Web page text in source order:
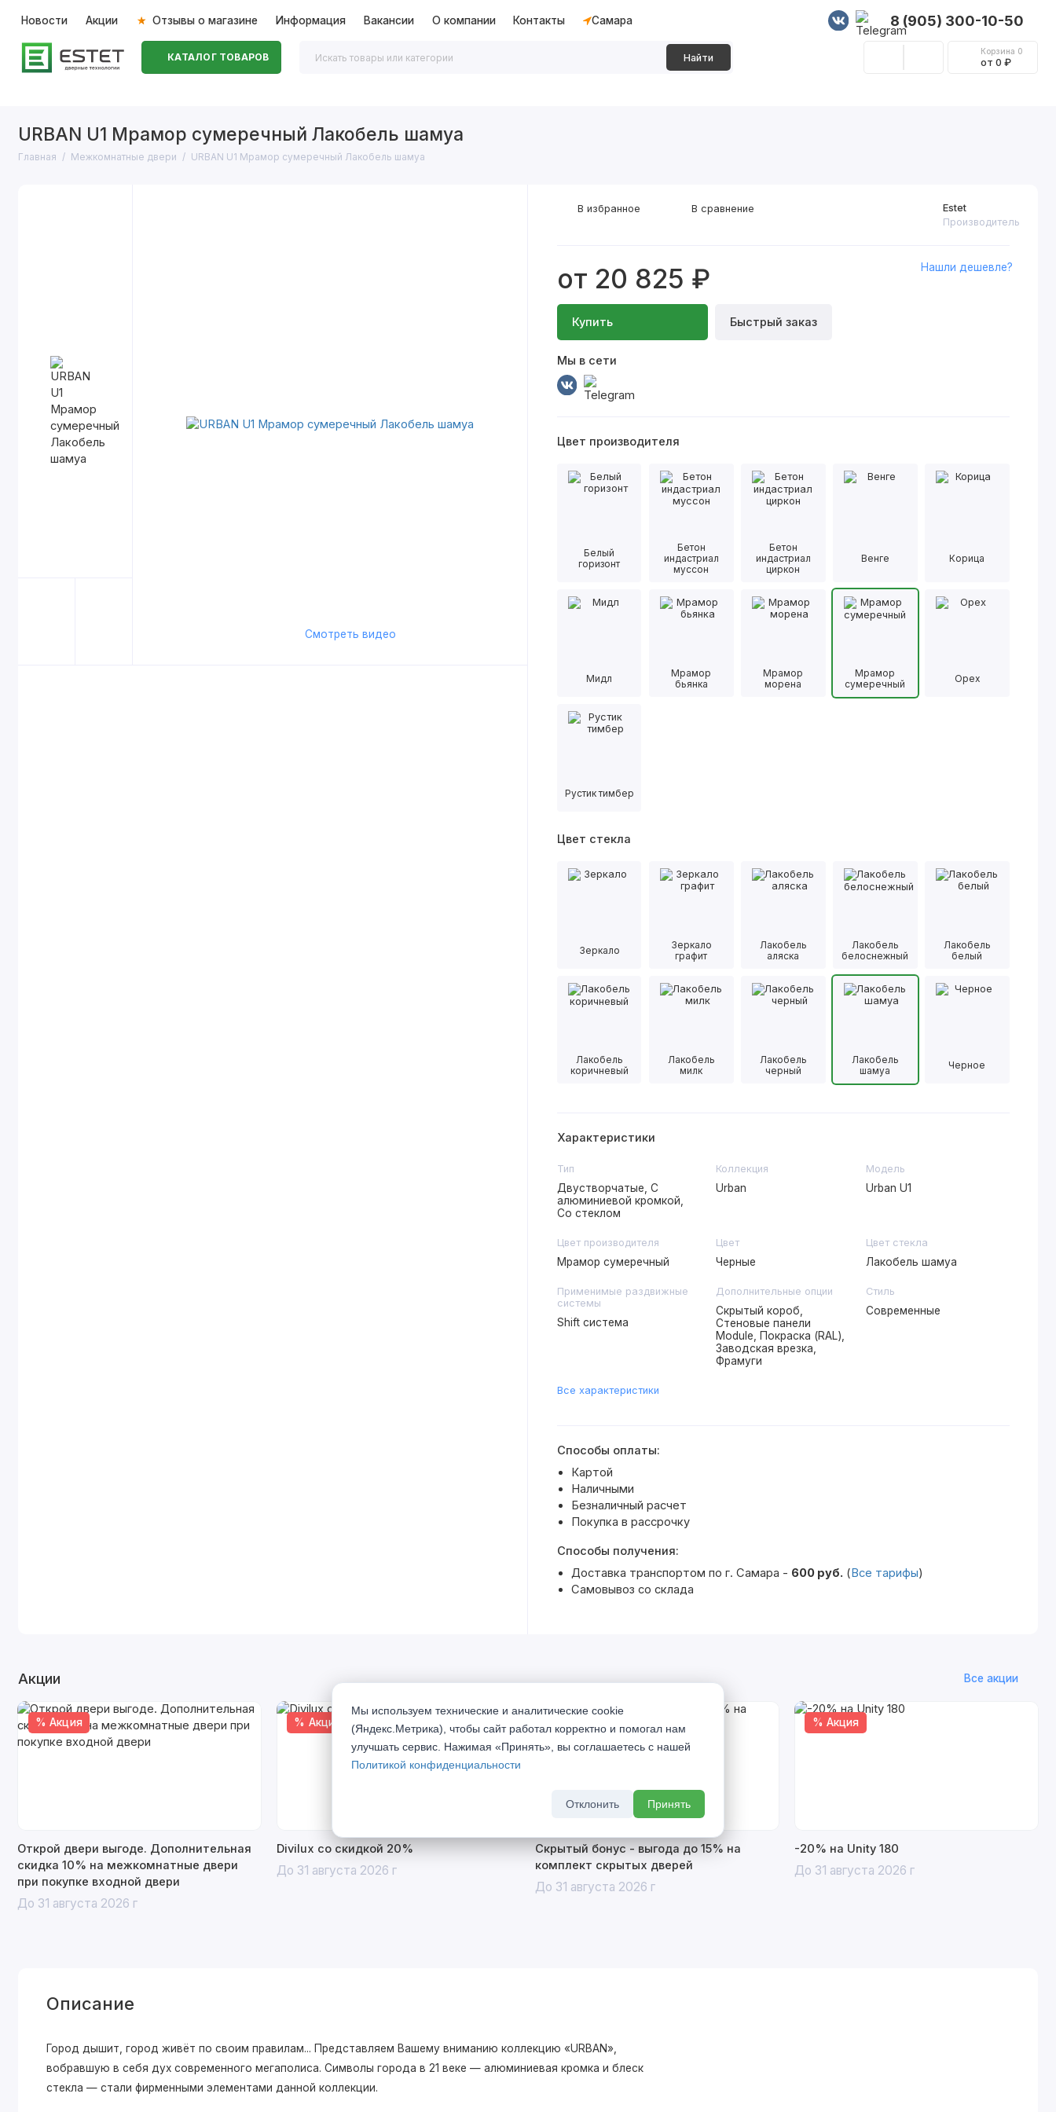
Новости Акции Отзывы о магазине Информация Вакансии О компании Контакты Самара 8 (905) 300-10-50
КАТАЛОГ ТОВАРОВ Найти
Корзина 0
от 0 ₽
URBAN U1 Мрамор сумеречный Лакобель шамуа
Главная Межкомнатные двери URBAN U1 Мрамор сумеречный Лакобель шамуа
Смотреть видео
Estet
Производитель
от 20 825 ₽
Купить Быстрый заказ
Нашли дешевле?
Мы в сети
В избранное В сравнение
Цвет производителя
Белый
горизонт
Бетон
индастриал
муссон
Бетон
индастриал
циркон
Венге Корица
Мидл
Мрамор
бьянка
Мрамор
морена
Мрамор
сумеречный
Орех
Рустик тимбер
Цвет стекла
Зеркало
Зеркало
графит
Лакобель
аляска
Лакобель
белоснежный
Лакобель
белый
Лакобель
коричневый
Лакобель
милк
Лакобель
черный
Лакобель
шамуа
Черное
Характеристики
Тип
Двустворчатые, С
алюминиевой кромкой,
Со стеклом
Коллекция
Urban
Модель
Urban U1
Цвет производителя
Мрамор сумеречный
Цвет
Черные
Цвет стекла
Лакобель шамуа
Применимые раздвижные
системы
Shift система
Дополнительные опции
Скрытый короб,
Стеновые панели
Module, Покраска (RAL),
Заводская врезка,
Фрамуги
Стиль
Современные
Все характеристики
Способы оплаты:
Картой
Наличными
Безналичный расчет
Покупка в рассрочку
Способы получения:
Доставка транспортом по г. Самара - 600 руб. ( Все тарифы)
Самовывоз со склада
Акции Все акции
% Акция
Открой двери выгоде. Дополнительная
скидка 10% на межкомнатные двери
при покупке входной двери
До 31 августа 2026 г
% Акция
Divilux со скидкой 20%
До 31 августа 2026 г
Скрытый бонус - выгода до 15% на
комплект скрытых дверей
До 31 августа 2026 г
% Акция
-20% на Unity 180
До 31 августа 2026 г
Описание
Город дышит, город живёт по своим правилам... Представляем Вашему вниманию коллекцию «URBAN»,
вобравшую в себя дух современного мегаполиса. Символы города в 21 веке — алюминиевая кромка и блеск
стекла — стали фирменными элементами данной коллекции.
Мы используем технические и аналитические cookie
(Яндекс.Метрика), чтобы сайт работал корректно и помогал нам
улучшать сервис. Нажимая «Принять», вы соглашаетесь с нашей
Политикой конфиденциальности
Отклонить Принять